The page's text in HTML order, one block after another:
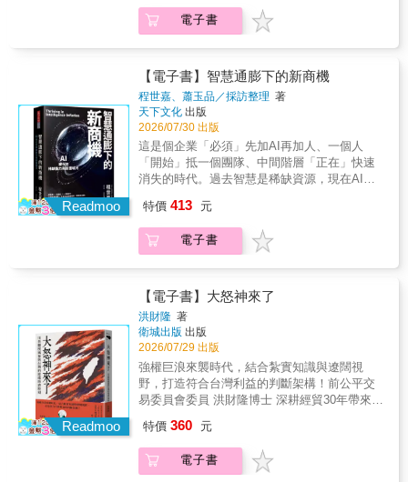
修正，讓AI提升更多人的判斷力、創造力與行
動力。當個人的增能透過社會連結層層加乘，
報》、《今日美國報》暢銷書華頓商學院、史
丹佛大學課堂採用讀本OpenAI、Anthropic、
DeepMind、Microsoft等全球AI與思想領袖共同
推薦雷德．霍夫曼不只是LinkedIn的共同創辦
人，更是矽谷最具影響力的「超連結者」，是
企業爭相求教的關鍵人物，也是AI時代極少數
親身參與技術發展，同時具備人文宏觀視野的
科技思想家。他曾協助Airbnb、Facebook等超
過百家新創企業，從早期構想成為改變產業的
究室走向世界；他共同創辦Inflection AI，親身
參與新一代AI的發展與落地。身處AI浪潮核
心，霍夫曼看到的不只是技術將如何進步，更
是人類要如何在這場變革中保有選擇權，擴大
自己的行動空間。掌握AI時代全面賦能的關鍵
行動框架：Q1｜擴大參與：什麼是「迭代部
署」？迭代部署，就是讓AI在尚未完美的狀態
下進入真實世界，透過持續使用、回饋與修
正，讓技術在實踐中變得更安全、更貼近人的
需求。等待完美，只會讓更好的解方遲遲無法
出現。讓真實情境淬鍊AI，才是讓技術值得信
任的唯一路徑。Q2｜擴大知識：為什麼我們正
從「大數據時代」走向「大知識時代」？AI讓
巨量資料首次變得可理解、可判斷、可行動。
大數據時代擁有前所未有的資訊量，卻仍需要
電子書
Readmoo
【電子書】智慧通膨下的新商機
程世嘉、蕭玉品／採訪整理 著
天下文化 出版
2026/07/30 出版
這是個企業「必須」先加AI再加人、一個人
「開始」抵一個團隊、中間階層「正在」快速
消失的時代。過去智慧是稀缺資源，現在AI讓
新定義「有價值者」的樣貌。「人味」和「溫
度」將成為稀缺資源，商機不僅屬於「賣AI鏟
子」的人，更屬於那些懂得設計「真實而有溫
被AI攔截、流量正被演算法重新分配、競爭對
手正用AI把生產力放大二十倍。每一個人，不
論願不願意，都已經身處這場AI引爆的商業海
嘯之中，差別只在於，你是主動駕浪，還是被
滅頂。AI重塑的不只是工具，而是整個商業運
作的底層邏輯。零點擊浪潮下，品牌若無法成
為消費者心中的「唯一信仰」，就只能淪為AI
演算法下的過路風景；職場的金字塔階梯也正
在崩塌，企業將只剩「超級頂尖」與「最底
悄取代；一人公司也在加速崛起，零工經濟將
成為人力市場常態。然而，海嘯裡從不缺金
特價 413 元
電子書
Readmoo
【電子書】大怒神來了
洪財隆 著
衛城出版 出版
2026/07/29 出版
強權巨浪來襲時代，結合紮實知識與遼闊視
野，打造符合台灣利益的判斷架構！前公平交
易委員會委員 洪財隆博士 深耕經貿30年帶來最
弘、《上報》總主筆 李濠仲、專欄作家 陳詩寧
專文推薦這是一個地緣經濟新時代，如何讓台
灣無可替代？川普激進關稅政策，如何影響世
特價 360 元
電子書